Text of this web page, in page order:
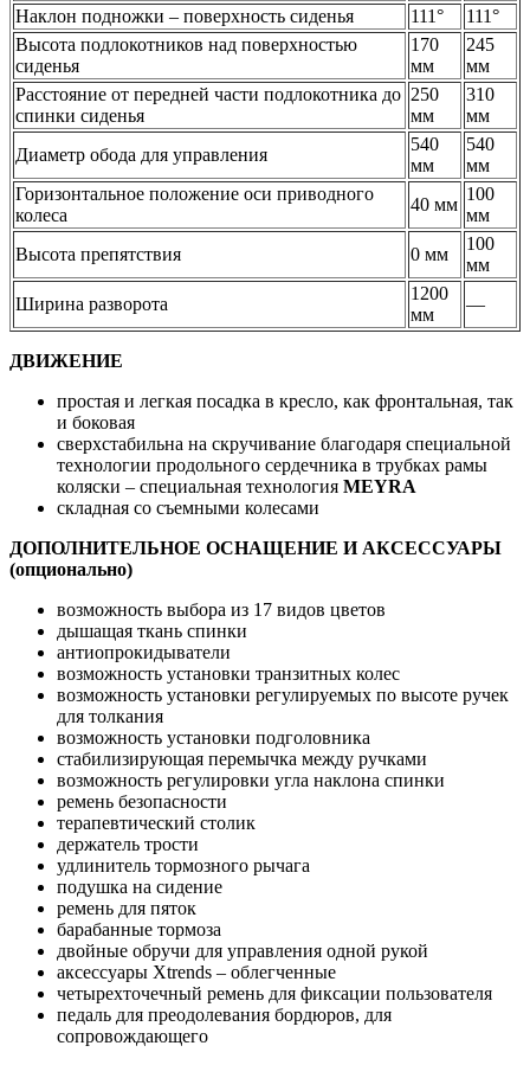
Наклон подножки – поверхность сиденья
111°
111°
Высота подлокотников над поверхностью
сиденья
170
мм
245
мм
Расстояние от передней части подлокотника до
спинки сиденья
250
мм
310
мм
Диаметр обода для управления
540
мм
540
мм
Горизонтальное положение оси приводного
колеса
40 мм
100
мм
Высота препятствия
0 мм
100
мм
Ширина разворота
1200
мм
—
ДВИЖЕНИЕ
простая и легкая посадка в кресло, как фронтальная, так
и боковая
сверхстабильна на скручивание благодаря специальной
технологии продольного сердечника в трубках рамы
коляски – специальная технология MEYRA
складная со съемными колесами
ДОПОЛНИТЕЛЬНОЕ ОСНАЩЕНИЕ И АКСЕССУАРЫ
(опционально)
возможность выбора из 17 видов цветов
дышащая ткань спинки
антиопрокидыватели
возможность установки транзитных колес
возможность установки регулируемых по высоте ручек
для толкания
возможность установки подголовника
стабилизирующая перемычка между ручками
возможность регулировки угла наклона спинки
ремень безопасности
терапевтический столик
держатель трости
удлинитель тормозного рычага
подушка на сидение
ремень для пяток
барабанные тормоза
двойные обручи для управления одной рукой
аксессуары Xtrends – облегченные
четырехточечный ремень для фиксации пользователя
педаль для преодолевания бордюров, для
сопровождающего